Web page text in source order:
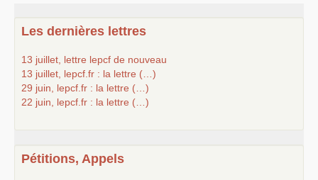
Les dernières lettres
13 juillet, lettre lepcf de nouveau
13 juillet, lepcf.fr : la lettre (…)
29 juin, lepcf.fr : la lettre (…)
22 juin, lepcf.fr : la lettre (…)
Pétitions, Appels